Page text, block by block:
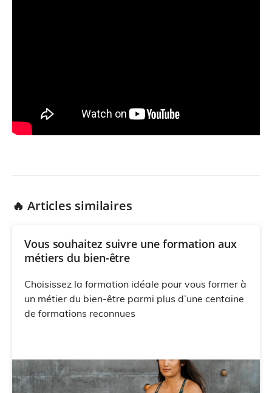
🔥 Articles similaires
Vous souhaitez suivre une formation aux
métiers du bien-être
Choisissez la formation idéale pour vous former à
un métier du bien-être parmi plus d’une centaine
de formations reconnues